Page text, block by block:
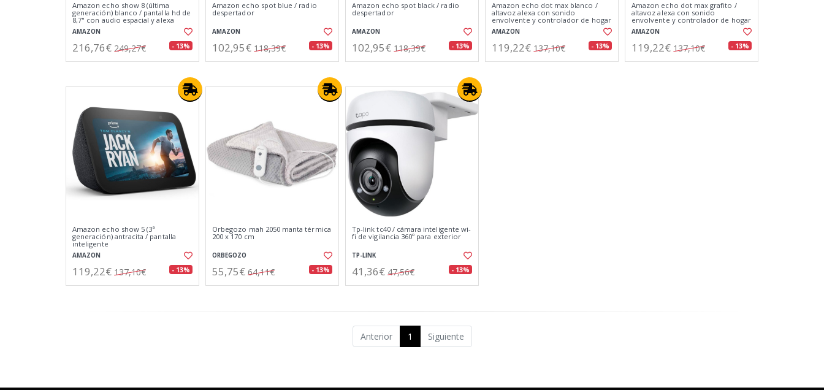
Amazon echo show 8 (última
generación) blanco / pantalla hd de
8,7" con audio espacial y alexa
AMAZON
216,76€ 249,27€ - 13%
Amazon echo spot blue / radio
despertador
AMAZON
102,95€ 118,39€ - 13%
Amazon echo spot black / radio
despertador
AMAZON
102,95€ 118,39€ - 13%
Amazon echo dot max blanco /
altavoz alexa con sonido
envolvente y controlador de hogar
digital integrado
AMAZON
119,22€ 137,10€ - 13%
Amazon echo dot max grafito /
altavoz alexa con sonido
envolvente y controlador de hogar
digital integrado
AMAZON
119,22€ 137,10€ - 13%
Amazon echo show 5 (3ª
generación) antracita / pantalla
inteligente
AMAZON
119,22€ 137,10€ - 13%
Orbegozo mah 2050 manta térmica
200 x 170 cm
ORBEGOZO
55,75€ 64,11€ - 13%
Tp-link tc40 / cámara inteligente wi-
fi de vigilancia 360º para exterior
TP-LINK
41,36€ 47,56€ - 13%
Anterior 1 Siguiente